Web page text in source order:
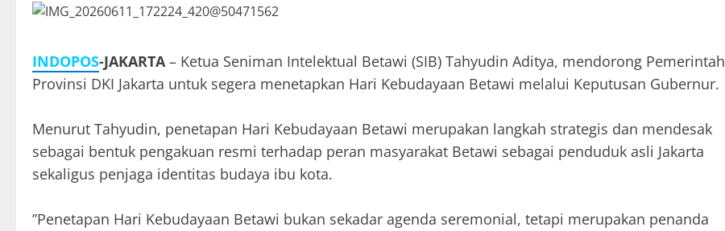
INDOPOS-JAKARTA– Ketua Seniman Intelektual Betawi (SIB) Tahyudin Aditya, mendorong Pemerintah
Provinsi DKI Jakarta untuk segera menetapkan Hari Kebudayaan Betawi melalui Keputusan Gubernur.
‎Menurut Tahyudin, penetapan Hari Kebudayaan Betawi merupakan langkah strategis dan mendesak
sebagai bentuk pengakuan resmi terhadap peran masyarakat Betawi sebagai penduduk asli Jakarta
sekaligus penjaga identitas budaya ibu kota.
‎”Penetapan Hari Kebudayaan Betawi bukan sekadar agenda seremonial, tetapi merupakan penanda